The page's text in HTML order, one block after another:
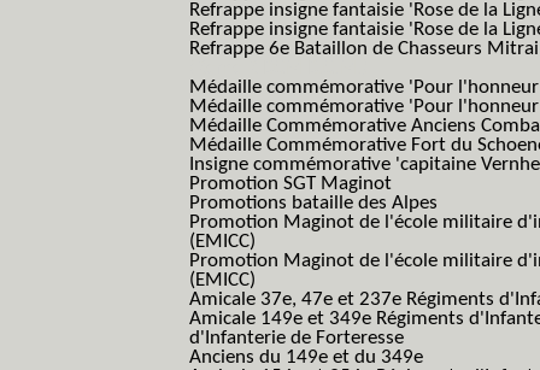
Refrappe insigne fantaisie 'Rose de la
Refrappe insigne fantaisie 'Rose de la
Refrappe 6e Bataillon de Chasseurs
Médaille commémorative 'Pour
Médaille commémorative 'Pour
Médaille Commémorative Anciens
Médaille Commémorative Fort du
Insigne commémorative 'capitaine
Promotion SGT Maginot
Promotions bataille des Alpes
Promotion Maginot de l'école militaire
(EMICC)
Promotion Maginot de l'école militaire
(EMICC)
Amicale 37e, 47e et 237e Régiments
Amicale 149e et 349e Régiments
d'Infanterie de Forteresse
Anciens du 149e et du 349e